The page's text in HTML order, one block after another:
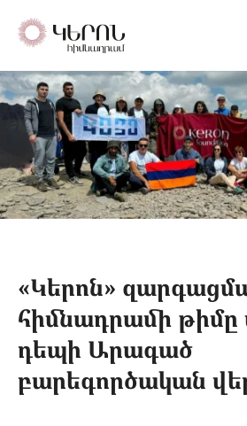
«Կերոն»
հիմնադրամի թիմը
դեպի Արագած
բարեգործական